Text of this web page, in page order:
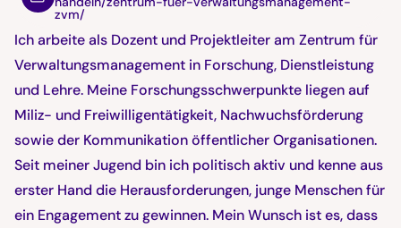
zvm/
Ich arbeite als Dozent und Projektleiter am Zentrum für
Verwaltungsmanagement in Forschung, Dienstleistung
und Lehre. Meine Forschungsschwerpunkte liegen auf
Miliz- und Freiwilligentätigkeit, Nachwuchsförderung
sowie der Kommunikation öffentlicher Organisationen.
Seit meiner Jugend bin ich politisch aktiv und kenne aus
erster Hand die Herausforderungen, junge Menschen für
ein Engagement zu gewinnen. Mein Wunsch ist es, dass